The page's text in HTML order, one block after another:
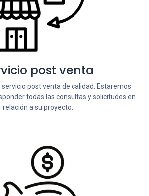
post venta
servicio post venta de calidad. Estaremos
todas las consultas y solicitudes en
relación a su proyecto.